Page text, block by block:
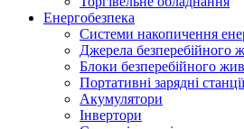
Енергобезпека
Системи накопичення
Джерела безперебійного
Блоки безперебійного
Портативні зарядні станції
Акумулятори
Інвертори